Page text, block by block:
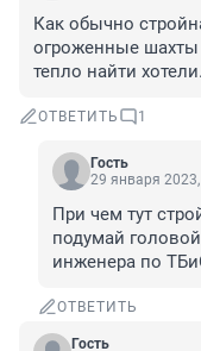
Как обычно
огроженные шахты
тепло найти хотели.
ОТВЕТИТЬ 1
Гость
29 января
При чем тут
подумай
инженера по
ОТВЕТИТЬ
Гость